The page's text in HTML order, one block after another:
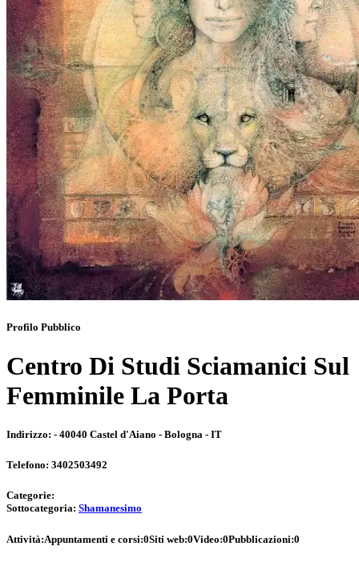
Profilo Pubblico
Centro Di Studi Sciamanici Sul
Femminile La Porta
Indirizzo: - 40040 Castel d'Aiano - Bologna - IT
Telefono: 3402503492
Categorie:
Sottocategoria: Shamanesimo
Attività:Appuntamenti e corsi:0Siti web:0Video:0Pubblicazioni:0